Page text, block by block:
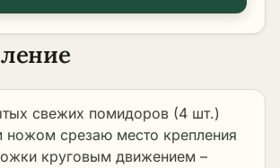
свежих помидоров (4 шт.)
ножом срезаю место крепления
круговым движением –